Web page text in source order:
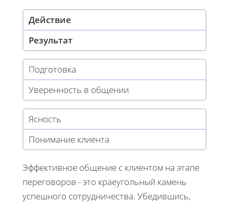
Действие
Результат
Подготовка
Уверенность в общении
Ясность
Понимание клиента
Эффективное общение с клиентом на этапе
переговоров - это краеугольный камень
успешного сотрудничества. Убедившись,